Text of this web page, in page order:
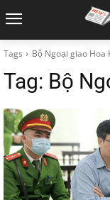
Tags Bộ Ngoại giao Hoa
Tag: Bộ